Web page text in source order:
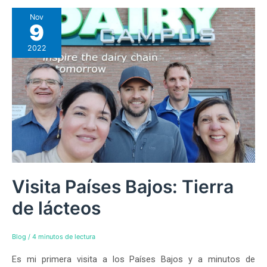
Nov
9
2022
Visita Países Bajos: Tierra
de lácteos
Blog / 4 minutos de lectura
Es mi primera visita a los Países Bajos y a minutos de